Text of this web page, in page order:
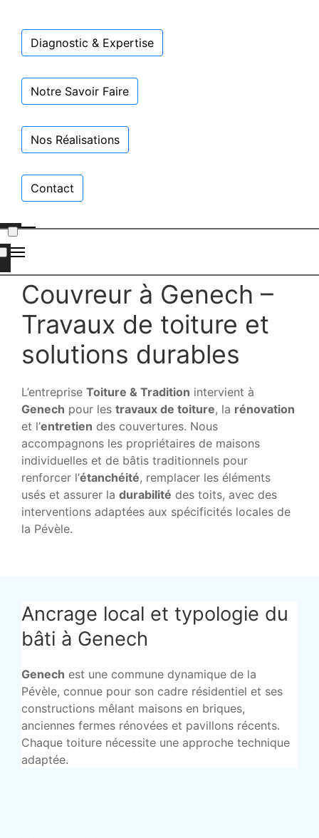
Diagnostic & Expertise
Notre Savoir Faire
Nos Réalisations
Contact
Couvreur à Genech –
Travaux de toiture et
solutions durables
L’entreprise Toiture & Tradition intervient à
Genech pour les travaux de toiture, la rénovation
et l’entretien des couvertures. Nous
accompagnons les propriétaires de maisons
individuelles et de bâtis traditionnels pour
renforcer l’étanchéité, remplacer les éléments
usés et assurer la durabilité des toits, avec des
interventions adaptées aux spécificités locales de
la Pévèle.
Ancrage local et typologie du
bâti à Genech
Genech est une commune dynamique de la
Pévèle, connue pour son cadre résidentiel et ses
constructions mêlant maisons en briques,
anciennes fermes rénovées et pavillons récents.
Chaque toiture nécessite une approche technique
adaptée.